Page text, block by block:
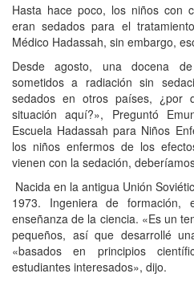
Hasta hace poco, los niños con
eran sedados para el
Médico Hadassah, sin embargo,
Desde agosto, una docena
sometidos a radiación sin
sedados en otros países, ¿por
situación aquí?», Preguntó
Escuela Hadassah para Niños
los niños enfermos de los
vienen con la sedación,
Nacida en la antigua Unión
1973. Ingeniera de formación,
enseñanza de la ciencia. «Es un
pequeños, así que desarrollé
«basados en principios
estudiantes interesados», dijo.